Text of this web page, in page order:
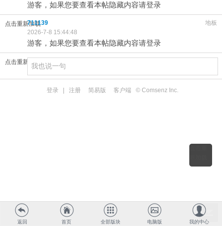
游客，如果您要查看本帖隐藏内容请登录
点击重新加载 地板
711139
2026-7-8 15:44:48
游客，如果您要查看本帖隐藏内容请登录
点击重新加载
登录 注册 简易版 客户端 © Comsenz Inc.
返回 首页 全部版块 电脑版 我的中心